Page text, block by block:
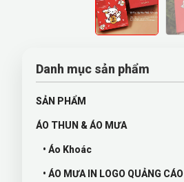
Danh mục sản phẩm
SẢN PHẨM
ÁO THUN & ÁO MƯA
• Áo Khoác
• ÁO MƯA IN LOGO QUẢNG CÁO